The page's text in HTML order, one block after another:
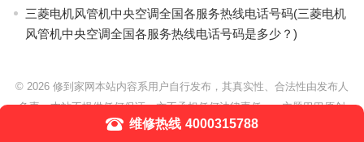
三菱电机风管机中央空调全国各服务热线电话号码(三菱电机
风管机中央空调全国各服务热线电话号码是多少？)
© 2026 修到家网本站内容系用户自行发布，其真实性、合法性由发布人
负责，本站不提供任何保证，亦不承担任何法律责任。- 主题巴巴原创
WordPress主题
维修热线 4000315788